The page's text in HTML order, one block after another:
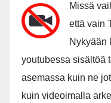
Missä
että vain
Nykyään
youtubessa sisältöä
asemassa kuin ne
kuin videoimalla